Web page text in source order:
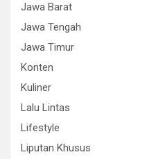
Jawa Barat
Jawa Tengah
Jawa Timur
Konten
Kuliner
Lalu Lintas
Lifestyle
Liputan Khusus